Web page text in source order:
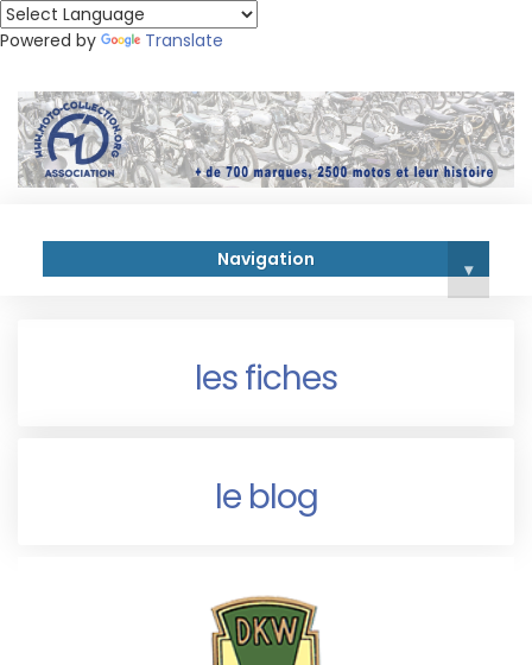
Powered by Translate
Navigation ▾
les fiches
le blog